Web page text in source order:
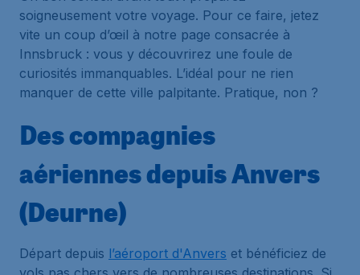
soigneusement votre voyage. Pour ce faire, jetez
vite un coup d’œil à notre page consacrée à
Innsbruck : vous y découvrirez une foule de
curiosités immanquables. L’idéal pour ne rien
manquer de cette ville palpitante. Pratique, non ?
Des compagnies
aériennes depuis Anvers
(Deurne)
Départ depuis l’aéroport d'Anvers et bénéficiez de